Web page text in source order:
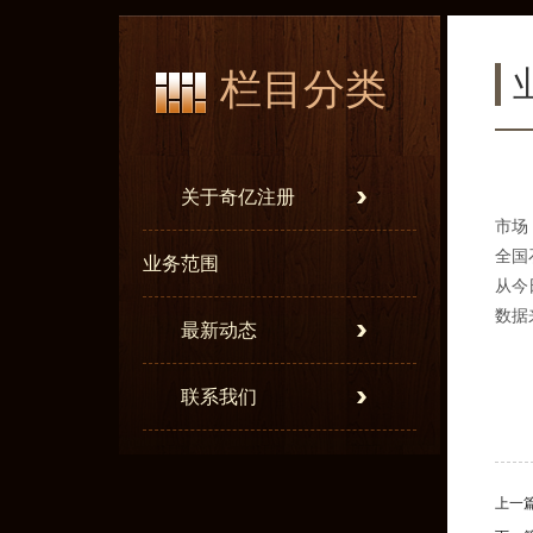
栏目分类
关于奇亿注册
业务范围
最新动态
联系我们
市场
全国
从今
数据
上一